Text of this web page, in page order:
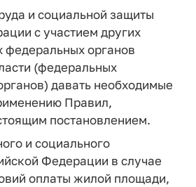
и социальной защиты
с участием других
федеральных органов
(федеральных
давать необходимые
Правил,
постановлением.
и социального
Федерации в случае
оплаты жилой площади,